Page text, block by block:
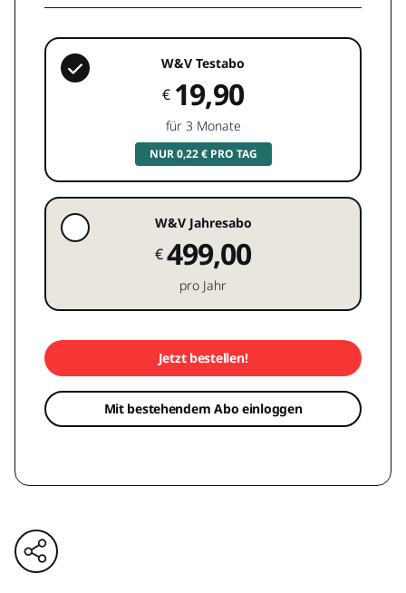
W&V Testabo
€ 19,90
für 3 Monate
NUR 0,22 € PRO TAG
W&V Jahresabo
€499,00
pro Jahr
Jetzt bestellen!
Mit bestehendem Abo einloggen